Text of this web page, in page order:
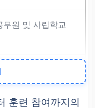
무원 및 사립학교
임시직 등 일부 제
후에는 발급 가능
훈련 참여까지의